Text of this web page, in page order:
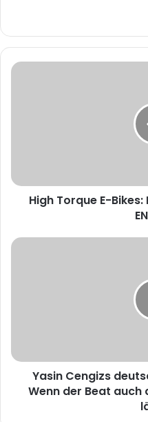
High Torque E-
Yasin Cengizs
Wenn der Beat